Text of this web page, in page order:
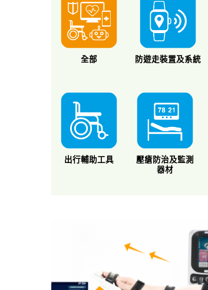
全部 防遊走裝置及系統
出行輔助工具
壓瘡防治及監測
器材